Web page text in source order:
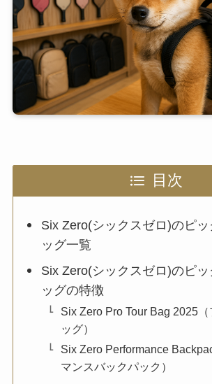
目次
Six Zero(シックスゼロ)のピ
ッグ一覧
Six Zero(シックスゼロ)のピ
ッグの特徴
Six Zero Pro Tour Bag 2025
ッグ）
Six Zero Performance
マンスバックパック）